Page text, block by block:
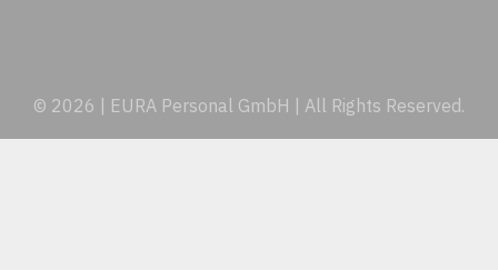
© 2026 | EURA Personal GmbH | All Rights Reserved.